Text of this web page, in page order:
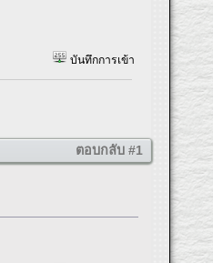
บันทึกการเข้า
ตอบกลับ #1